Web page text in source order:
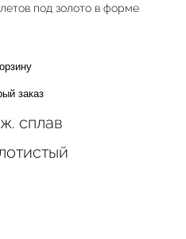
под золото в форме
заказ
сплав